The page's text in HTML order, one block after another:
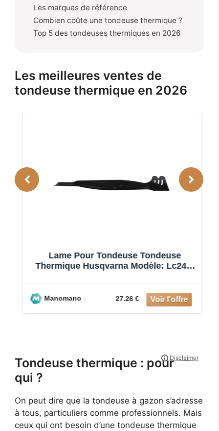
Les marques de référence
Combien coûte une tondeuse thermique ?
Top 5 des tondeuses thermiques en 2026
Les meilleures ventes de
tondeuse thermique en 2026
Lame Pour Tondeuse Tondeuse
Thermique Husqvarna Modèle: Lc247,
Manomano 27.26 €
Tondeuse thermique : pour
qui ?
On peut dire que la tondeuse à gazon s’adresse
à tous, particuliers comme professionnels. Mais
ceux qui ont besoin d’une tondeuse thermique